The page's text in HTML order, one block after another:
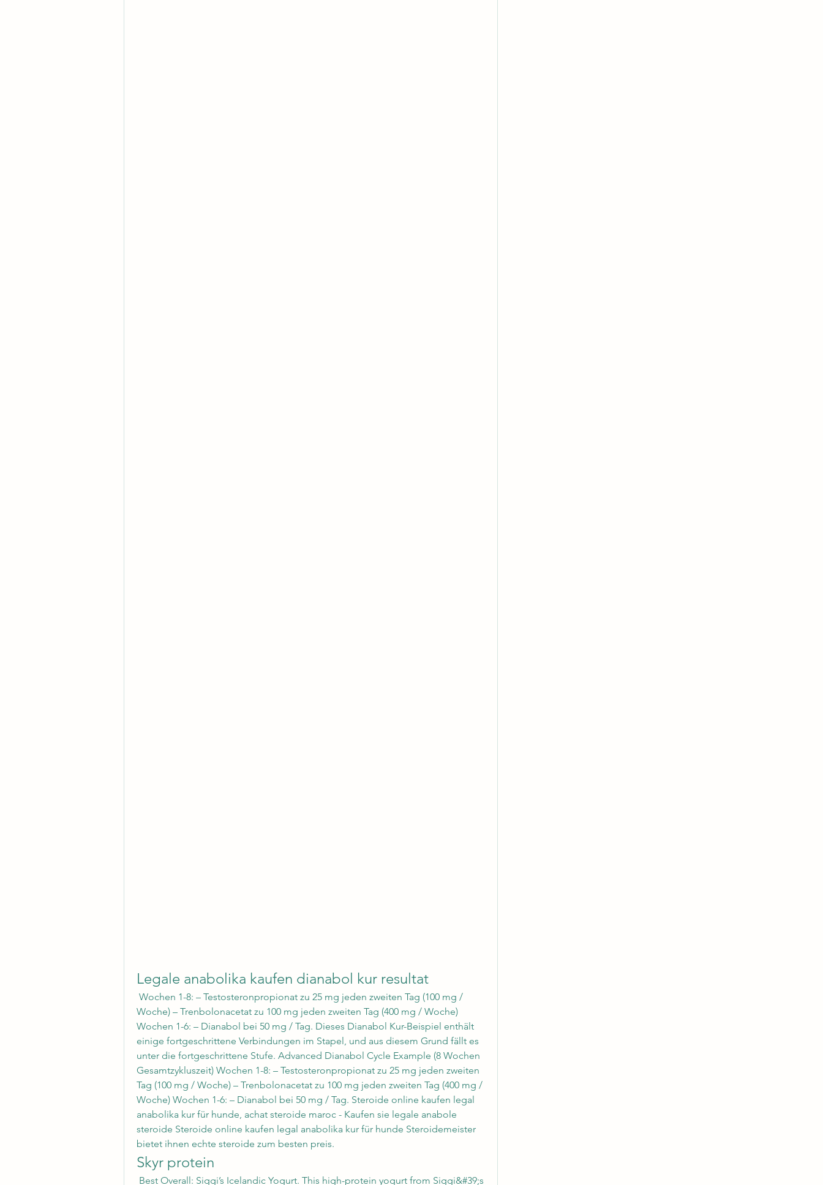
Legale anabolika kaufen dianabol kur resultat
Woche) – Trenbolonacetat zu 100 mg jeden zweiten Tag (400 mg / Woche)
Wochen 1-6: – Dianabol bei 50 mg / Tag. Dieses Dianabol Kur-Beispiel enthält
einige fortgeschrittene Verbindungen im Stapel, und aus diesem Grund fällt es
unter die fortgeschrittene Stufe. Advanced Dianabol Cycle Example (8 Wochen
Gesamtzykluszeit) Wochen 1-8: – Testosteronpropionat zu 25 mg jeden zweiten
Tag (100 mg / Woche) – Trenbolonacetat zu 100 mg jeden zweiten Tag (400 mg /
Woche) Wochen 1-6: – Dianabol bei 50 mg / Tag. Steroide online kaufen legal
anabolika kur für hunde, achat steroide maroc - Kaufen sie legale anabole
steroide Steroide online kaufen legal anabolika kur für hunde Steroidemeister
bietet ihnen echte steroide zum besten preis.
Skyr protein